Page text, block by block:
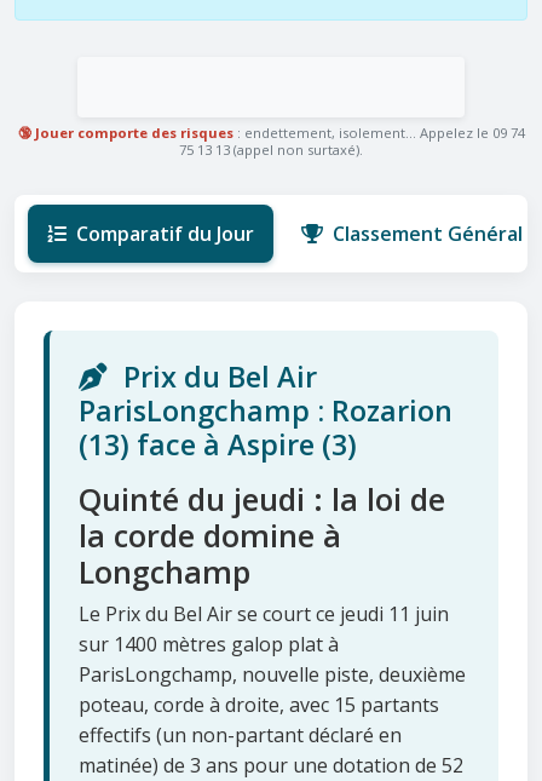
🔞 Jouer comporte des risques: endettement, isolement... Appelez le 09 74
75 13 13 (appel non surtaxé).
Comparatif du Jour Classement Général
Prix du Bel Air
ParisLongchamp : Rozarion
(13) face à Aspire (3)
Quinté du jeudi : la loi de
la corde domine à
Longchamp
Le Prix du Bel Air se court ce jeudi 11 juin
sur 1400 mètres galop plat à
ParisLongchamp, nouvelle piste, deuxième
poteau, corde à droite, avec 15 partants
effectifs (un non-partant déclaré en
matinée) de 3 ans pour une dotation de 52